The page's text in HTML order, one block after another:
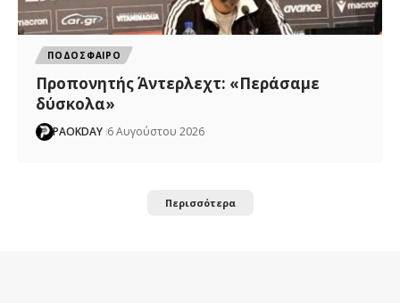
ΠΟΔΟΣΦΑΙΡΟ
Προπονητής Άντερλεχτ: «Περάσαμε
δύσκολα»
PAOKDAY 6 Αυγούστου 2026
Περισσότερα